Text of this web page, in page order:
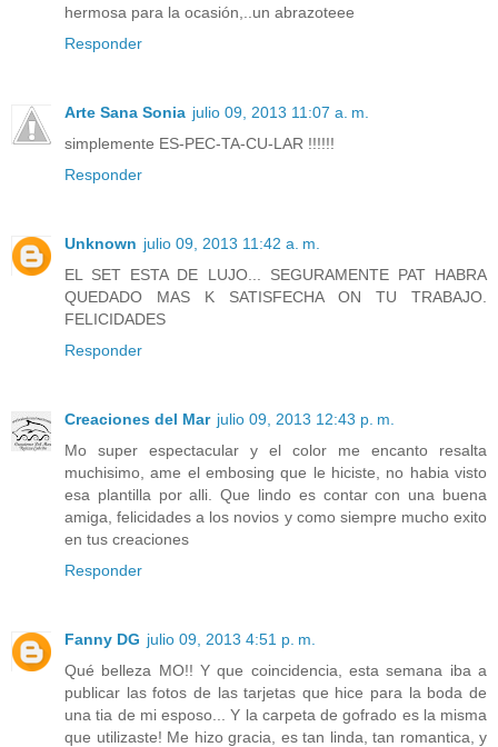
hermosa para la ocasión,..un abrazoteee
Responder
Arte Sana Sonia julio 09, 2013 11:07 a. m.
simplemente ES-PEC-TA-CU-LAR !!!!!!
Responder
Unknown julio 09, 2013 11:42 a. m.
EL SET ESTA DE LUJO... SEGURAMENTE PAT HABRA
QUEDADO MAS K SATISFECHA ON TU TRABAJO.
FELICIDADES
Responder
Creaciones del Mar julio 09, 2013 12:43 p. m.
Mo super espectacular y el color me encanto resalta
muchisimo, ame el embosing que le hiciste, no habia visto
esa plantilla por alli. Que lindo es contar con una buena
amiga, felicidades a los novios y como siempre mucho exito
en tus creaciones
Responder
Fanny DG julio 09, 2013 4:51 p. m.
Qué belleza MO!! Y que coincidencia, esta semana iba a
publicar las fotos de las tarjetas que hice para la boda de
una tia de mi esposo... Y la carpeta de gofrado es la misma
que utilizaste! Me hizo gracia, es tan linda, tan romantica, y